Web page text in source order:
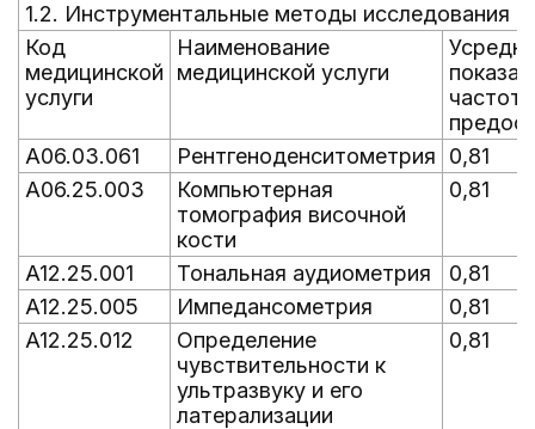
1.2. Инструментальные методы исследования
Код
медицинской
услуги
Наименование
медицинской услуги
A06.03.061
Рентгеноденситометрия
0,81
A06.25.003
Компьютерная
томография височной
кости
0,81
A12.25.001 Тональная аудиометрия
0,81
A12.25.005
Импедансометрия
0,81
A12.25.012
Определение
чувствительности к
ультразвуку и его
латерализации
0,81